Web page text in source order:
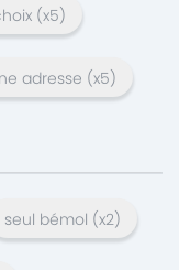
(x5)
adresse (x5)
seul bémol (x2)